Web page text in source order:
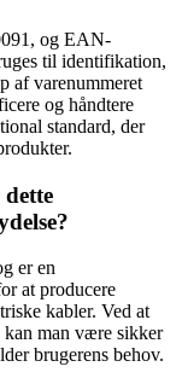
og EAN-
til identifikation,
af varenummeret
og håndtere
standard, der
er en
at producere
kabler. Ved at
kan man være sikker
brugerens behov.